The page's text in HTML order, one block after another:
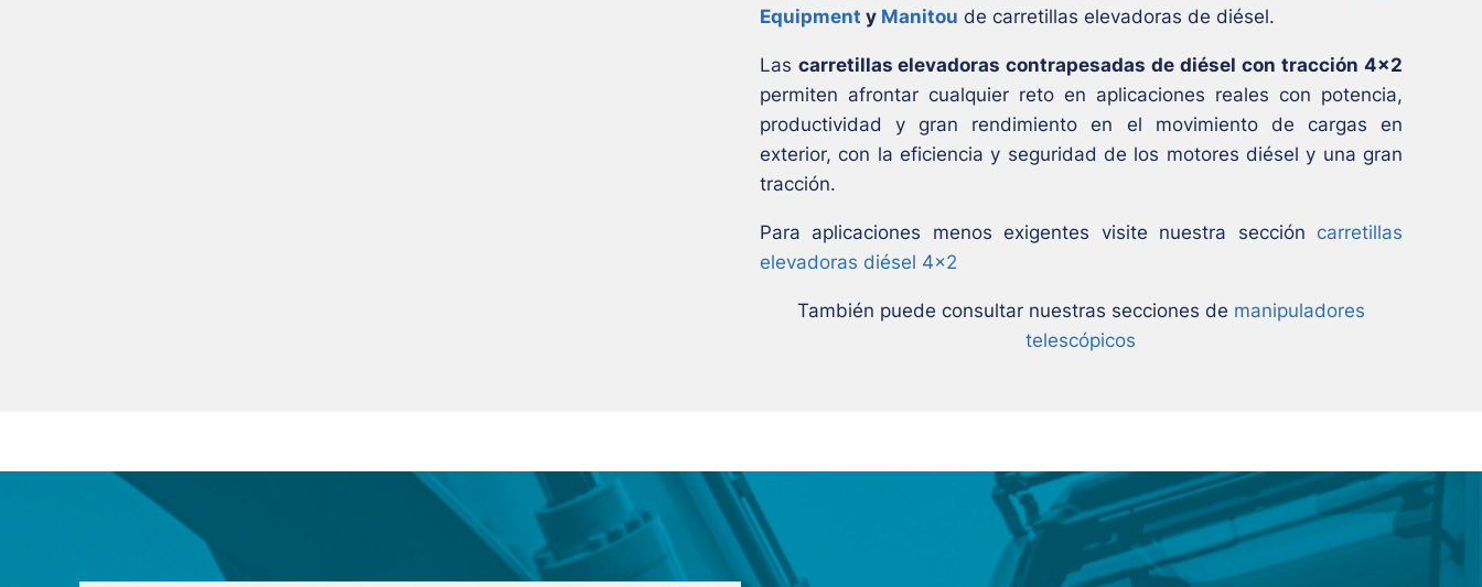
Equipment y Manitou de carretillas elevadoras de diésel.
Las carretillas elevadoras contrapesadas de diésel con tracción 4×2
permiten afrontar cualquier reto en aplicaciones reales con potencia,
productividad y gran rendimiento en el movimiento de cargas en
exterior, con la eficiencia y seguridad de los motores diésel y una gran
tracción.
Para aplicaciones menos exigentes visite nuestra sección carretillas
elevadoras diésel 4×2
También puede consultar nuestras secciones de manipuladores
telescópicos